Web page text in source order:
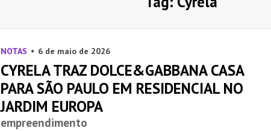
NOTAS 6 de maio de 2026
CYRELA TRAZ DOLCE&GABBANA CASA
PARA SÃO PAULO EM RESIDENCIAL NO
JARDIM EUROPA
empreendimento